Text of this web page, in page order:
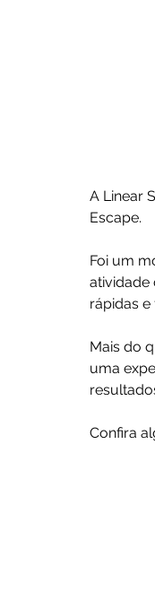
A Linear
Escape.
Foi um
atividade
rápidas
Mais do
uma
Confira